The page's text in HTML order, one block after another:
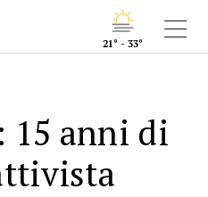
21° - 33°
15 anni di